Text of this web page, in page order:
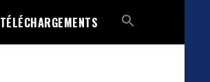
TÉLÉCHARGEMENTS